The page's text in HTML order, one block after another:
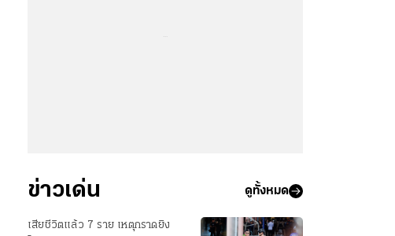
ข่าวเด่น ดูทั้งหมด
เสียชีวิตแล้ว 7 ราย เหตุกราดยิง